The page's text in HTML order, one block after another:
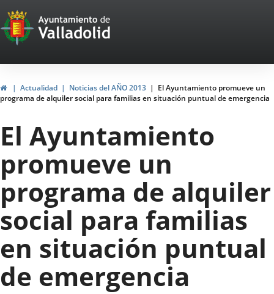
Portal
Web
del
Ayuntamiento
de
Valladolid
InicioActualidad Noticias del AÑO 2013
El Ayuntamiento promueve un
programa de alquiler social para familias en situación puntual de emergencia
El Ayuntamiento
promueve un
programa de alquiler
social para familias
en situación puntual
de emergencia